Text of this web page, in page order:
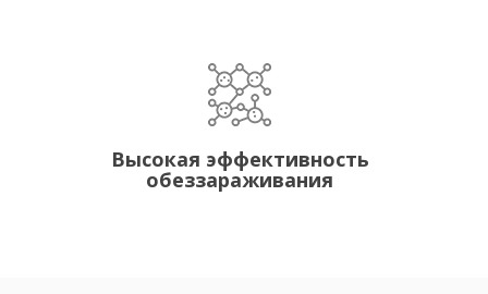
Высокая эффективность
обеззараживания